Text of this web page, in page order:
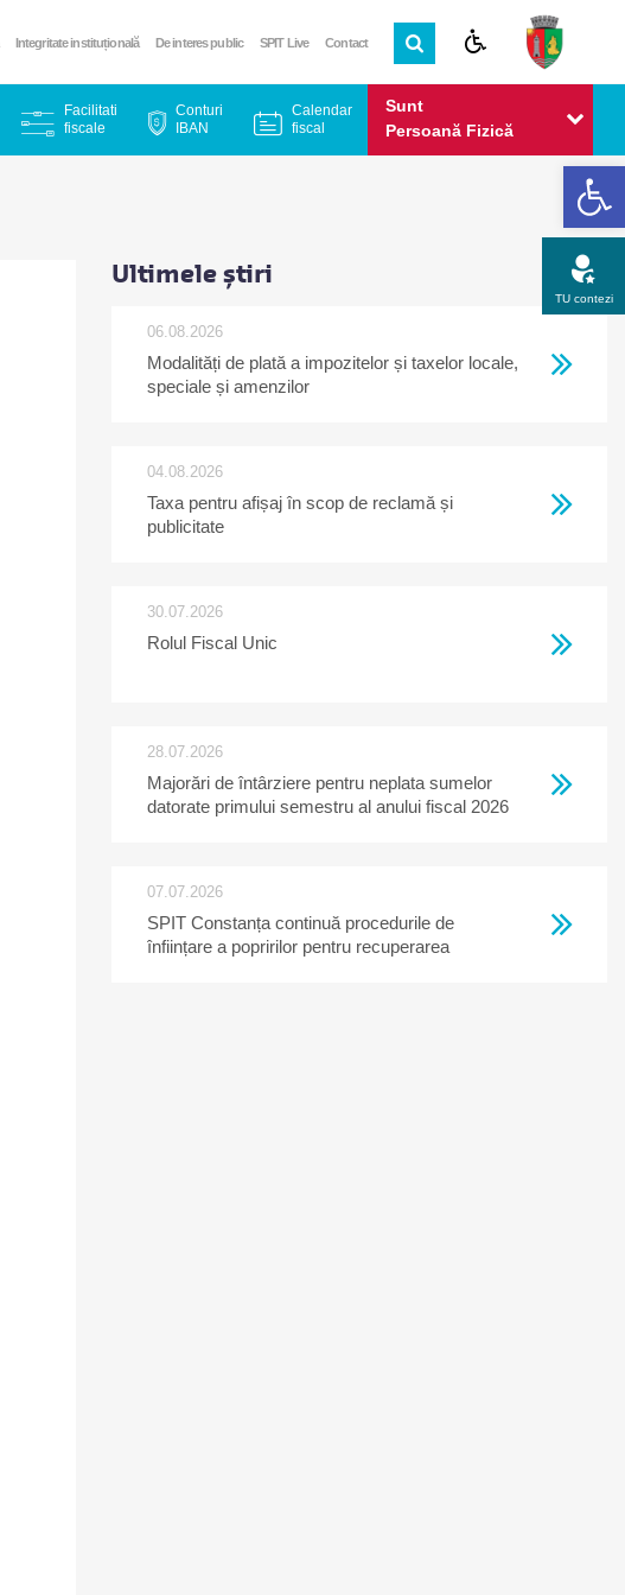
Integritate instituțională De interes public SPIT Live Contact
Sunt
Persoană Fizică
Facilitati
fiscale
Conturi
IBAN
Calendar
fiscal
Ultimele știri
06.08.2026
Modalități de plată a impozitelor și taxelor locale,
speciale și amenzilor
04.08.2026
Taxa pentru afișaj în scop de reclamă și
publicitate
30.07.2026
Rolul Fiscal Unic
28.07.2026
Majorări de întârziere pentru neplata sumelor
datorate primului semestru al anului fiscal 2026
07.07.2026
SPIT Constanța continuă procedurile de
înființare a popririlor pentru recuperarea
TU contezi
Opinia ta
Apel gratuit
Newsletter
Program